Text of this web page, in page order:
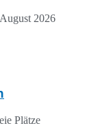
2026
Plätze